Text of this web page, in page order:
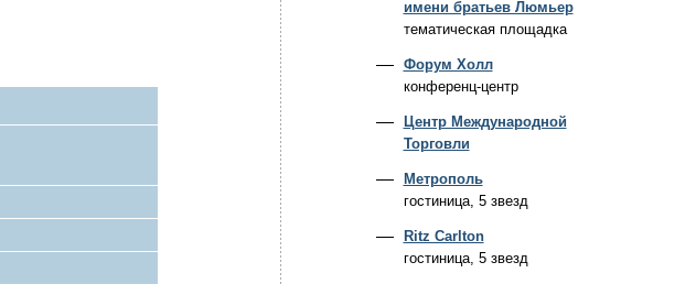
имени братьев Люмьер
тематическая площадка
Форум Холл
конференц-центр
Центр Международной
Торговли
Метрополь
гостиница, 5 звезд
Ritz Carlton
гостиница, 5 звезд